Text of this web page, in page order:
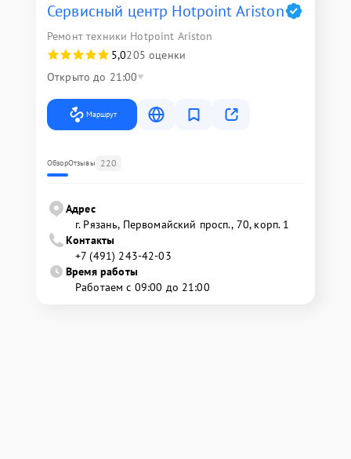
Сервисный центр Hotpoint Ariston
Ремонт техники Hotpoint Ariston
5,0205 оценки
Открыто до 21:00
Маршрут
ОбзорОтзывы 220
Адрес
г. Рязань, Первомайский просп., 70, корп. 1
Контакты
+7 (491) 243-42-03
Время работы
Работаем с 09:00 до 21:00